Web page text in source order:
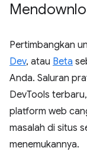
Pertimbangkan
Dev, atau Beta
Anda. Saluran
DevTools
platform web
masalah di situs
menemukannya.